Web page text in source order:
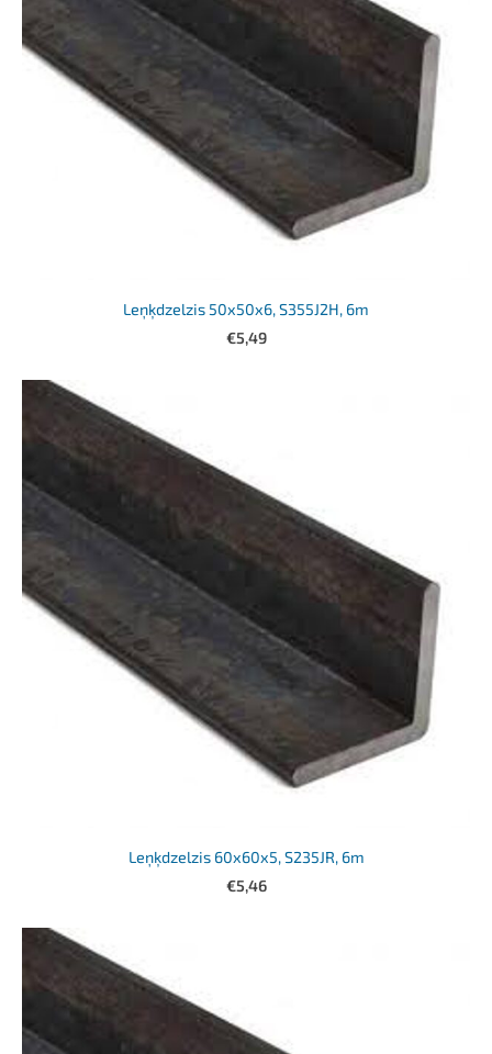
Leņķdzelzis 50x50x6, S355J2H, 6m
€5,49
Leņķdzelzis 60x60x5, S235JR, 6m
€5,46